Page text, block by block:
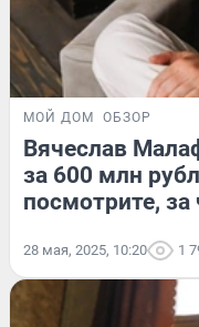
МОЙ ДОМ ОБЗОР
Вячеслав
за 600 млн
посмотрите, за
28 мая, 2025, 10:20 1